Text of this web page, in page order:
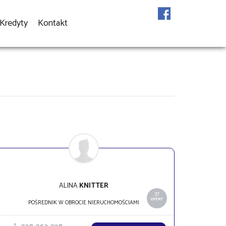
Kredyty Kontakt
37
OFERT
ALINAKNITTER
POŚREDNIK W OBROCIE NIERUCHOMOŚCIAMI